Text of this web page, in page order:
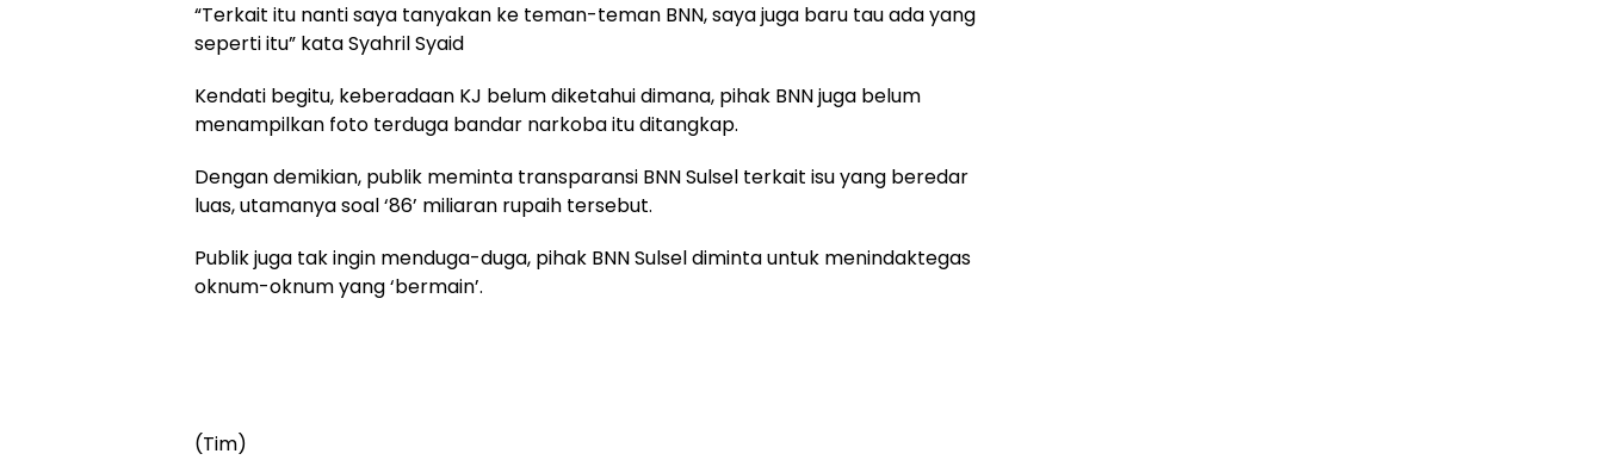
“Terkait itu nanti saya tanyakan ke teman-teman BNN, saya juga baru tau ada yang
seperti itu” kata Syahril Syaid
Kendati begitu, keberadaan KJ belum diketahui dimana, pihak BNN juga belum
menampilkan foto terduga bandar narkoba itu ditangkap.
Dengan demikian, publik meminta transparansi BNN Sulsel terkait isu yang beredar
luas, utamanya soal ‘86’ miliaran rupaih tersebut.
Publik juga tak ingin menduga-duga, pihak BNN Sulsel diminta untuk menindaktegas
oknum-oknum yang ‘bermain’.
(Tim)